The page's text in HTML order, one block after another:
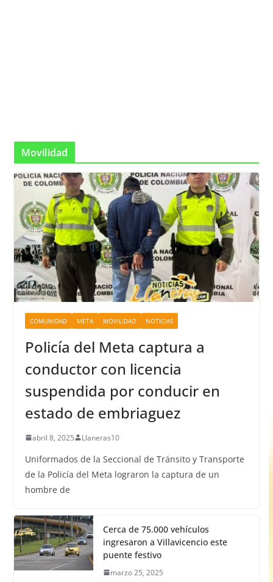
Movilidad
COMUNIDAD META MOVILIDAD NOTICIAS
Policía del Meta captura a
conductor con licencia
suspendida por conducir en
estado de embriaguez
abril 8, 2025 Llaneras10
Uniformados de la Seccional de Tránsito y Transporte
de la Policía del Meta lograron la captura de un
hombre de
Cerca de 75.000 vehículos
ingresaron a Villavicencio este
puente festivo
marzo 25, 2025